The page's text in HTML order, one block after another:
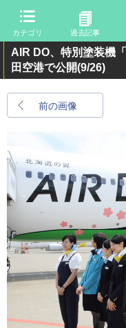
カテゴリ 過去記事
AIR DO、特別塗装機
田空港で公開(9/26)
前の画像